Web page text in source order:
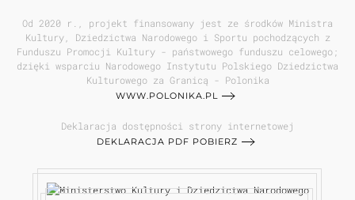
Od 2020 r., projekt finansowany jest ze środków Ministra
Kultury, Dziedzictwa Narodowego i Sportu pochodzących z
Funduszu Promocji Kultury - państwowego funduszu celowego;
dzięki wsparciu Narodowego Instytutu Polskiego Dziedzictwa
Kulturowego za Granicą - Polonika
WWW.POLONIKA.PL
Deklaracja dostępności strony internetowej
DEKLARACJA PDF POBIERZ